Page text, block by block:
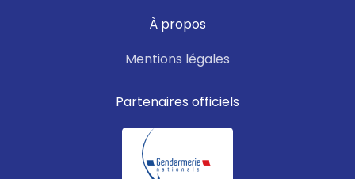
À propos
Mentions légales
Partenaires officiels